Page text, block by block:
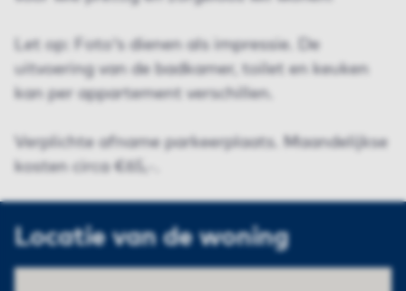
Let op: Foto's dienen als impressie. De
uitvoering van de badkamer, toilet en keuken
kan per appartement verschillen.
Verplichte afname parkeerplaats. Maandelijkse
kosten circa €65,-.
Locatie van de woning